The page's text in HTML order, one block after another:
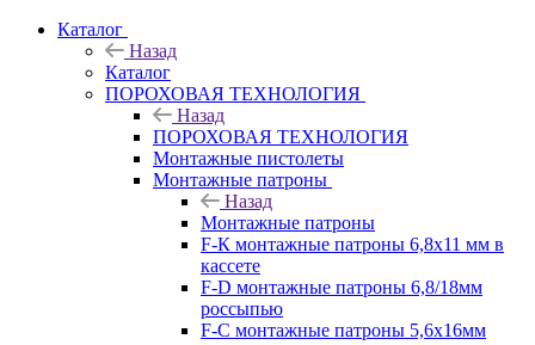
Каталог
Назад
Каталог
ПОРОХОВАЯ ТЕХНОЛОГИЯ
Назад
ПОРОХОВАЯ ТЕХНОЛОГИЯ
Монтажные пистолеты
Монтажные патроны
Назад
Монтажные патроны
F-К монтажные патроны 6,8х11 мм в
кассете
F-D монтажные патроны 6,8/18мм
россыпью
F-C монтажные патроны 5,6х16мм